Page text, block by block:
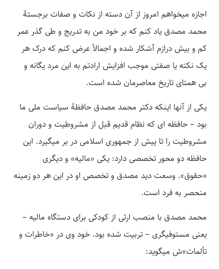
اجازه می­خواهم امروز از آن دسته از نکات و صفات برجستۀ
محمد مصدق یاد کنم که بر خود من به تدریج و طی گذر عمر
کم و بیش درازم آشکار شده و اجمالاً عرض کنم که درک هر
یک نکته یا صفتی موجب افزایش ارادتم به این مرد یگانه و
بی­ همتای تاریخ معاصرمان شده است.
یکی از آنها اینکه دکتر محمد مصدق حافظۀ سیاست ملی ما
بود – حافظه­ ای که نظام قدیم قبل از مشروطیت و دوران
مشروطیت را تا پیش از جمهوری اسلامی در بر می­گیرد. این
حافظه دو محور تخصصی دارد: یکی «مالیه» و دیگری
«حقوق». وسعت دید مصدق و تخصص او در این هر دو زمینه
منحصر به فرد است.
محمد مصدق با منصب ارثی از کودکی برای دستگاه مالیه –
یعنی مستوفیگری – تربیت شده بود. خود وی در «خاطرات و
تألمات»ش می­گوید: